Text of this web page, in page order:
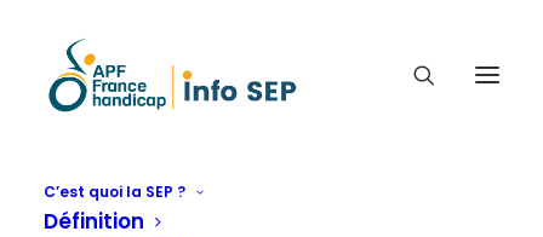
C’est quoi la SEP ?
DéfinitionDernières actualités